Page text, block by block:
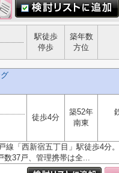
駅徒歩
停歩
築年数
方位
徒歩4分
築52年
南東
「西新宿五丁目」駅徒歩4分
数37戸、管理携帯は全...